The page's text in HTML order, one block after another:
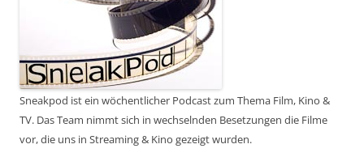
Sneakpod ist ein wöchentlicher Podcast zum Thema Film, Kino &
TV. Das Team nimmt sich in wechselnden Besetzungen die Filme
vor, die uns in Streaming & Kino gezeigt wurden.